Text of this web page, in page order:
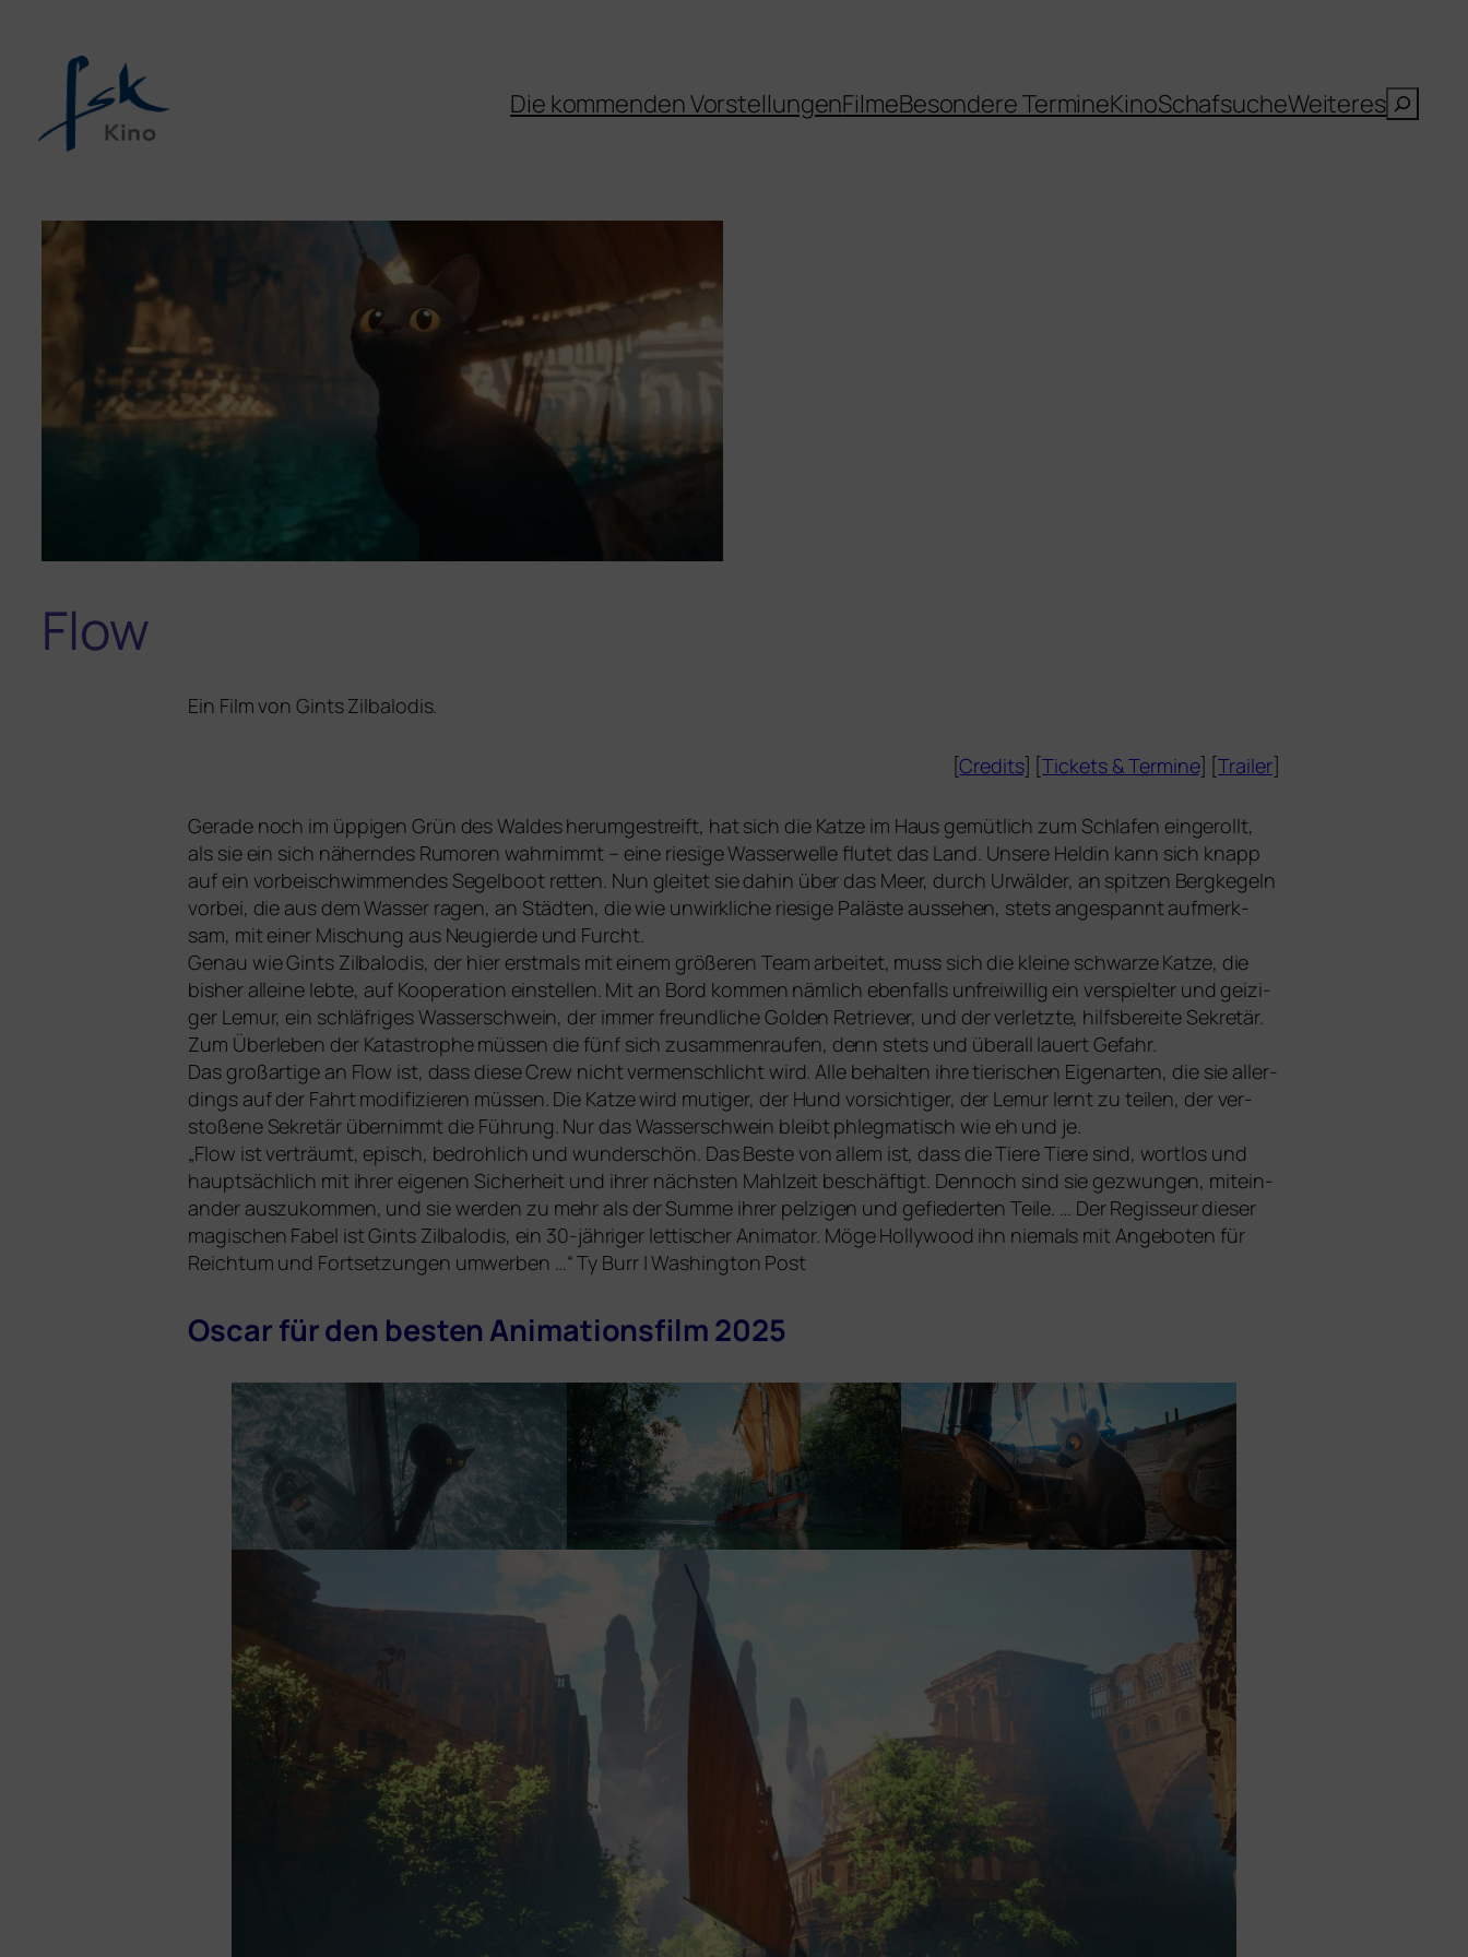
Die kommenden VorstellungenFilmeBesondere TermineKinoSchafsucheWeiteresSuchen
Flow
Ein Film von Gints Zilbalodis.
[Credits] [Tickets &Termine] [Trailer]
Gerade noch im üppi­gen Grün des Waldes her­um­ge­streift, hat sich die Katze im Haus gemüt­lich zum Schlafen ein­ge­rollt,
als sie ein sich nähern­des Rumoren wahr­nimmt – eine rie­si­ge Wasserwelle flu­tet das Land. Unsere Heldin kann sich knapp
auf ein vor­bei­schwim­men­des Segelboot ret­ten. Nun glei­tet sie dahin über das Meer, durch Urwälder, an spit­zen Bergkegeln
vor­bei, die aus dem Wasser ragen, an Städten, die wie unwirk­li­che rie­si­ge Paläste aus­se­hen, stets ange­spannt auf­merk­
sam, mit einer Mischung aus Neugierde und Furcht.
Genau wie Gints Zilbalodis, der hier erst­mals mit einem grö­ße­ren Team arbei­tet, muss sich die klei­ne schwar­ze Katze, die
bis­her allei­ne leb­te, auf Kooperation ein­stel­len. Mit an Bord kom­men näm­lich eben­falls unfrei­wil­lig ein ver­spiel­ter und gei­zi­
ger Lemur, ein schläf­ri­ges Wasserschwein, der immer freund­li­che Golden Retriever, und der ver­letz­te, hilfs­be­rei­te Sekretär.
Zum Überleben der Katastrophe müs­sen die fünf sich zusam­men­rau­fen, denn stets und über­all lau­ert Gefahr.
Das groß­ar­ti­ge an Flow ist, dass die­se Crew nicht ver­mensch­licht wird. Alle behal­ten ihre tie­ri­schen Eigenarten, die sie aller­
dings auf der Fahrt modi­fi­zie­ren müs­sen. Die Katze wird muti­ger, der Hund vor­sich­ti­ger, der Lemur lernt zu tei­len, der ver­
sto­ße­ne Sekretär über­nimmt die Führung. Nur das Wasserschwein bleibt phleg­ma­tisch wie eh und je.
„Flow ist ver­träumt, episch, bedroh­lich und wun­der­schön. Das Beste von allem ist, dass die Tiere Tiere sind, wort­los und
haupt­säch­lich mit ihrer eige­nen Sicherheit und ihrer nächs­ten Mahlzeit beschäf­tigt. Dennoch sind sie gezwun­gen, mit­ein­
an­der aus­zu­kom­men, und sie wer­den zu mehr als der Summe ihrer pel­zi­gen und gefie­der­ten Teile. … Der Regisseur die­ser
magi­schen Fabel ist Gints Zilbalodis, ein 30-jäh­ri­ger let­ti­scher Animator. Möge Hollywood ihn nie­mals mit Angeboten für
Reichtum und Fortsetzungen umwer­ben …“ Ty Burr | Washington Post
Oscarfür den bes­ten Animationsfilm 2025